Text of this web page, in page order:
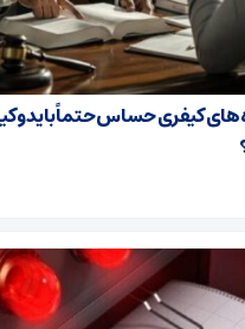
کیفری حساس حتماً باید